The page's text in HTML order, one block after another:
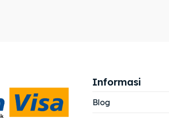
Blog
Blog
Informasi
Blog